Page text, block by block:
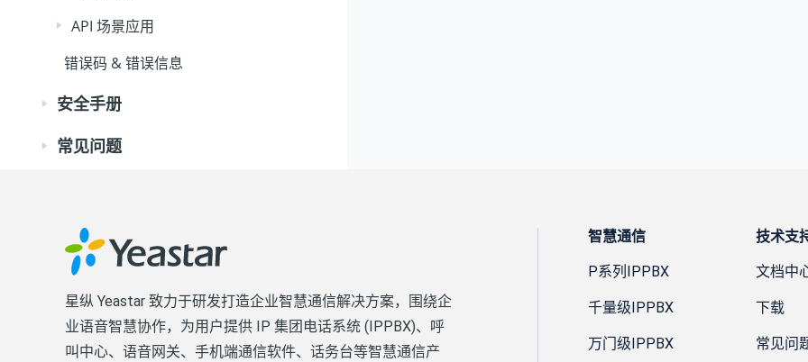
API 场景应用
错误码 & 错误信息
安全手册
常见问题
星纵 Yeastar 致力于研发打造企业智慧通信解决方案，围绕企
业语音智慧协作，为用户提供 IP 集团电话系统 (IPPBX)、呼
叫中心、语音网关、手机端通信软件、话务台等智慧通信产
智慧通信
P系列IPPBX
千量级IPPBX
万门级IPPBX
技术支
文档中
下载
常见问